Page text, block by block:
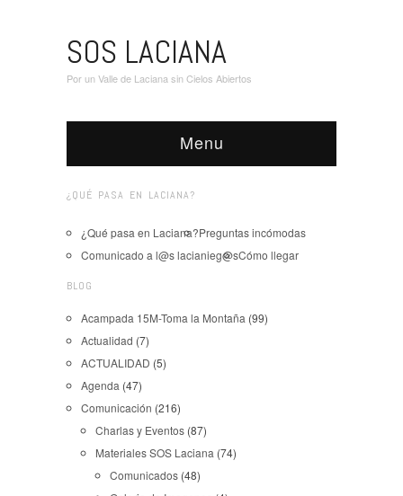
SOS LACIANA
Por un Valle de Laciana sin Cielos Abiertos
Menu
¿QUÉ PASA EN LACIANA?
¿Qué pasa en Laciana?Preguntas incómodas
Comunicado a l@s lacianieg@sCómo llegar
BLOG
Acampada 15M-Toma la Montaña (99)
Actualidad (7)
ACTUALIDAD (5)
Agenda (47)
Comunicación (216)
Charlas y Eventos (87)
Materiales SOS Laciana (74)
Comunicados (48)